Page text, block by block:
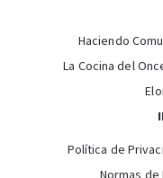
Haciendo
La Cocina del
Política de